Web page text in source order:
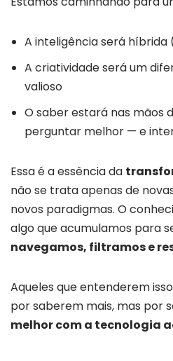
A inteligênciaserá híbrida
A criatividadeseráum
valioso
Osaberestará nas mãos
perguntar melhor — e
Essaéaessênciada
nãose trataapenas de
novos paradigmas. O
algoqueacumulamos para
navegamos, filtramose
Aqueles queentenderemisso
porsaberem mais, mas por
melhorcoma tecnologia